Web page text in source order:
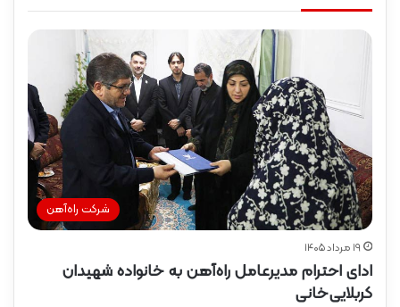
شرکت راه‌آهن
۱۹ مرداد ۱۴۰۵
ادای احترام مدیرعامل راه‌آهن به خانواده شهیدان
کربلایی‌خانی